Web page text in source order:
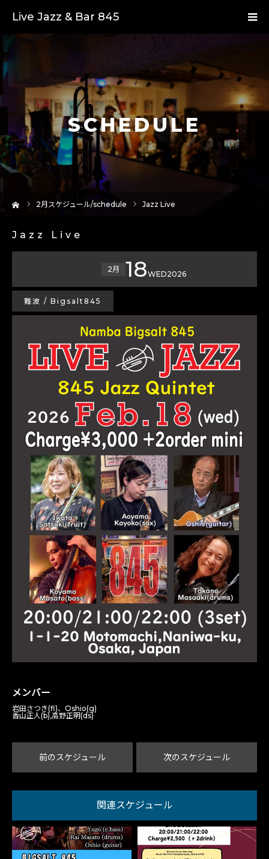
Live Jazz & Bar 845
SCHEDULE
2月スケジュール/schedule Jazz Live
Jazz Live
2月 18WED2026
難波 / Bigsalt845
メンバー
岩田さつき(fl)、Oshio(g)
香山正人(b),高野正明(ds)
前のスケジュール 次のスケジュール
関連スケジュール